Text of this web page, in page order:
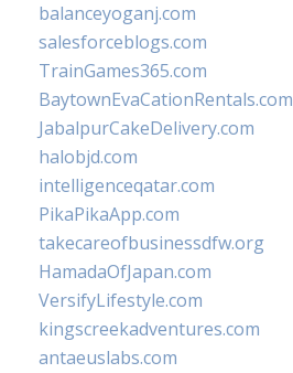
balanceyoganj.com
salesforceblogs.com
TrainGames365.com
BaytownEvaCationRentals.com
JabalpurCakeDelivery.com
halobjd.com
intelligenceqatar.com
PikaPikaApp.com
takecareofbusinessdfw.org
HamadaOfJapan.com
VersifyLifestyle.com
kingscreekadventures.com
antaeuslabs.com